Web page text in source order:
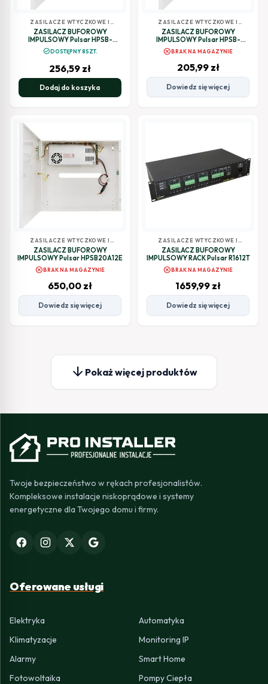
ZASILACZE WTYCZKOWE I
BUFOROWE
ZASILACZ BUFOROWY
IMPULSOWY Pulsar HPSB-
check_circleDOSTĘPNY 8SZT.
256,59 zł
Dodaj do koszyka
ZASILACZE WTYCZKOWE I
BUFOROWE
ZASILACZ BUFOROWY
IMPULSOWY Pulsar HPSB-
cancelBRAK NA MAGAZYNIE
205,99 zł
Dowiedz się więcej
ZASILACZE WTYCZKOWE I
BUFOROWE
ZASILACZ BUFOROWY
IMPULSOWY Pulsar HPSB20A12E
cancelBRAK NA MAGAZYNIE
650,00 zł
Dowiedz się więcej
ZASILACZE WTYCZKOWE I
BUFOROWE
ZASILACZ BUFOROWY
IMPULSOWY RACK Pulsar R1612T
cancelBRAK NA MAGAZYNIE
1659,99 zł
Dowiedz się więcej
arrow_downward Pokaż więcej produktów
Twoje bezpieczeństwo w rękach profesjonalistów.
Kompleksowe instalacje niskoprądowe i systemy
energetyczne dla Twojego domu i firmy.
Oferowane usługi
Elektryka
Automatyka
Klimatyzacje
Monitoring IP
Alarmy
Smart Home
Fotowoltaika
Pompy Ciepła